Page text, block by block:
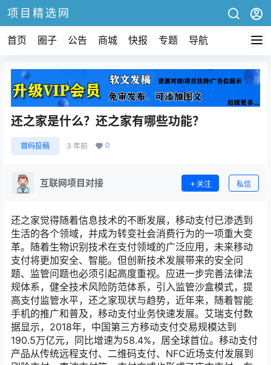
项目精选网
首页 圈子 公告 商城 快报 专题 导航
还之家是什么？还之家有哪些功能？
首码投稿 3 年前 0
互联网项目对接 关注 私信
还之家觉得随着信息技术的不断发展，移动支付已渗透到
生活的各个领域，并成为转变社会消费行为的一项重大变
革。随着生物识别技术在支付领域的广泛应用，未来移动
支付将更加安全、智能。但创新技术发展带来的安全问
题、监管问题也必须引起高度重视。应进一步完善法律法
规体系，健全技术风险防范体系，引入监管沙盒模式，提
高支付监管水平，还之家现状与趋势，近年来，随着智能
手机的推广和普及，移动支付业务快速发展。艾瑞支付数
据显示，2018年，中国第三方移动支付交易规模达到
190.5万亿元，同比增速为58.4%，居全球首位。移动支付
产品从传统远程支付、二维码支付、NFC近场支付发展到